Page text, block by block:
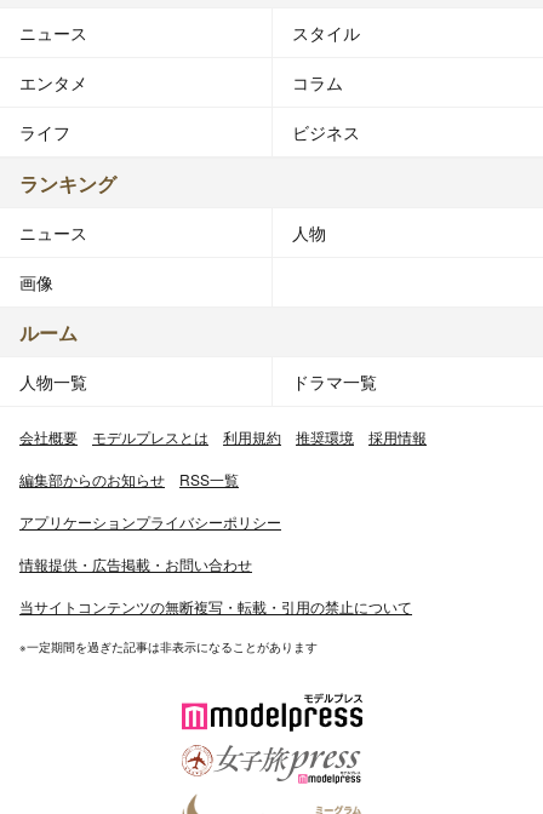
ニュース スタイル
エンタメ コラム
ライフ ビジネス
ランキング
ニュース 人物
画像
ルーム
人物一覧 ドラマ一覧
会社概要 モデルプレスとは 利用規約 推奨環境 採用情報
編集部からのお知らせ RSS一覧
アプリケーションプライバシーポリシー
情報提供・広告掲載・お問い合わせ
当サイトコンテンツの無断複写・転載・引用の禁止について
※一定期間を過ぎた記事は非表示になることがあります